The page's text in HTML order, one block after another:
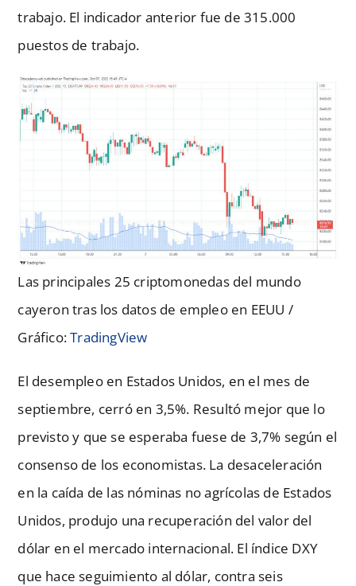
trabajo. El indicador anterior fue de 315.000
puestos de trabajo.
Las principales 25 criptomonedas del mundo
cayeron tras los datos de empleo en EEUU /
Gráfico:TradingView
El desempleo en Estados Unidos, en el mes de
septiembre, cerró en 3,5%. Resultó mejor que lo
previsto y que se esperaba fuese de 3,7% según el
consenso de los economistas. La desaceleración
en la caída de las nóminas no agrícolas de Estados
Unidos, produjo una recuperación del valor del
dólar en el mercado internacional. El índice DXY
que hace seguimiento al dólar, contra seis